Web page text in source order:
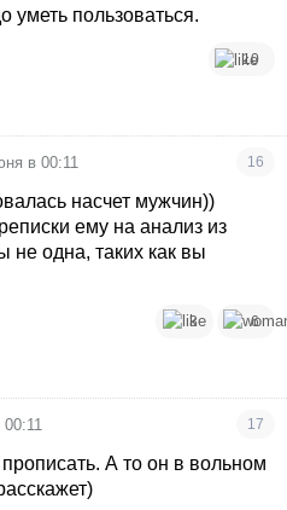
уметь пользоваться.
10
в 00:11 16
насчет мужчин))
ему на анализ из
не одна, таких как вы
3 6
17
А то он в вольном